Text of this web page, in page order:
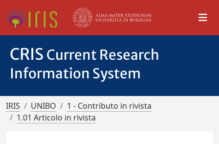
CRIS Current Research
Information System
IRIS UNIBO
1 - Contributo in rivista
1.01 Articolo in rivista